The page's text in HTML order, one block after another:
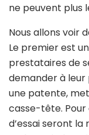
ne peuvent plus
Nous allons voir
Le premier est
prestataires de
demander à leur
une patente,
casse-tête. Pour
d’essai seront